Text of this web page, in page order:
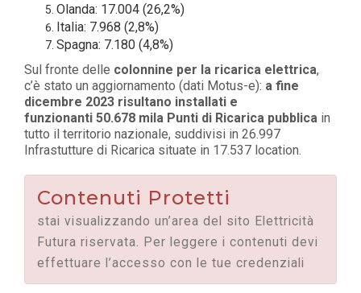
Olanda: 17.004 (26,2%)
Italia: 7.968 (2,8%)
Spagna: 7.180 (4,8%)
Sul fronte delle colonnine per la ricarica elettrica,
c’è stato un aggiornamento (dati Motus-e): a fine
dicembre 2023 risultano installati e
funzionanti 50.678 mila Punti di Ricarica pubblica in
tutto il territorio nazionale, suddivisi in 26.997
Infrastutture di Ricarica situate in 17.537 location.
Contenuti Protetti
stai visualizzando un’area del sito Elettricità
Futura riservata. Per leggere i contenuti devi
effettuare l’accesso con le tue credenziali